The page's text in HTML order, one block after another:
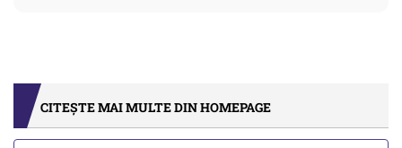
CITEȘTE MAI MULTE DIN HOMEPAGE